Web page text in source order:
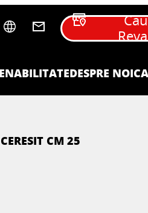
DESPRE NOI
CERESIT CM 25